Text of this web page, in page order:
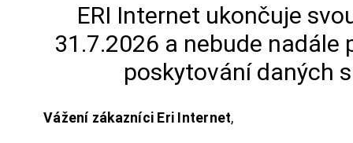
ERI Internet ukončuje
31.7.2026 a nebude nadále
poskytování daných
Vážení zákazníci Eri Internet,